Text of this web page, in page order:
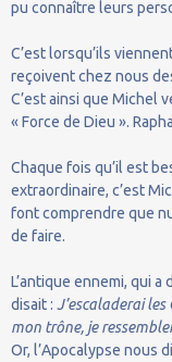
pu connaître leurs
C’est lorsqu’ils
reçoivent chez nous
C’est ainsi que Michel
« Force de Dieu ».
Chaque fois qu’il est
extraordinaire, c’est
font comprendre que
de faire.
L’antique ennemi, qui
disait : J’escaladerai les
mon trône, je
Or, l’Apocalypse nous